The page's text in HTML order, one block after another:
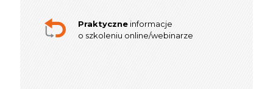
Praktyczne informacje
o szkoleniu online/webinarze